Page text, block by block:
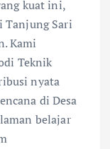
kuat ini,
Tanjung Sari
Kami
Teknik
nyata
di Desa
belajar